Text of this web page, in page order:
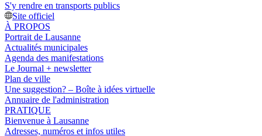
S'y rendre en transports publics
Site officiel
À PROPOS
Portrait de Lausanne
Actualités municipales
Agenda des manifestations
Le Journal + newsletter
Plan de ville
Une suggestion? – Boîte à idées virtuelle
Annuaire de l'administration
PRATIQUE
Bienvenue à Lausanne
Adresses, numéros et infos utiles